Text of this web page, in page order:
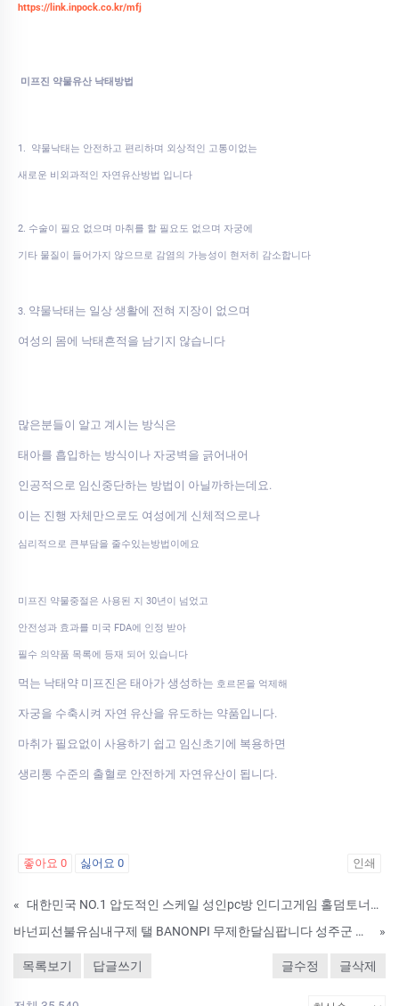
https://link.inpock.co.kr/mfj
미프진 약물유산 낙태방법
1. 약물낙태는 안전하고 편리하며 외상적인 고통이없는
새로운 비외과적인 자연유산방법 입니다
2. 수술이 필요 없으며 마취를 할 필요도 없으며 자궁에
기타 물질이 들어가지 않으므로 감염의 가능성이 현저히 감소합니다
3. 약물낙태는 일상 생활에 전혀 지장이 없으며
여성의 몸에 낙태흔적을 남기지 않습니다
많은분들이 알고 계시는 방식은
태아를 흡입하는 방식이나 자궁벽을 긁어내어
인공적으로 임신중단하는 방법이 아닐까하는데요.
이는 진행 자체만으로도 여성에게 신체적으로나
심리적으로 큰부담을 줄수있는방법이에요
미프진 약물중절은 사용된 지 30년이 넘었고
안전성과 효과를 미국 FDA에 인정 받아
필수 의약품 목록에 등재 되어 있습니다
먹는 낙태약 미프진은 태아가 생성하는 호르몬을 억제해
자궁을 수축시켜 자연 유산을 유도하는 약품입니다.
마취가 필요없이 사용하기 쉽고 임신초기에 복용하면
생리통 수준의 출혈로 안전하게 자연유산이 됩니다.
좋아요 0 싫어요 0 인쇄
«
대한민국 NO.1 압도적인 스케일 성인pc방 인디고게임 홀덤토너먼트 - 【010 - 8179 - 5274】
바넌피선불유심내구제 탤 BANONPI 무제한달심팝니다 성주군 무피해 무사고 유심매입업체 당일개인돈 일수월변 NBJ
»
목록보기 답글쓰기 글수정 글삭제